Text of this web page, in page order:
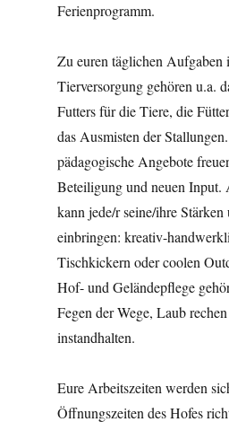
Ferienprogramm.
Zu euren täglichen Aufgaben
Tierversorgung gehören u.a.
Futters für die Tiere, die
das Ausmisten der
pädagogische Angebote
Beteiligung und neuen Input.
kann jede/r seine/ihre Stärken
einbringen: kreativ-
Tischkickern oder coolen
Hof- und Geländepflege
Fegen der Wege, Laub
instandhalten.
Eure Arbeitszeiten werden
Öffnungszeiten des Hofes